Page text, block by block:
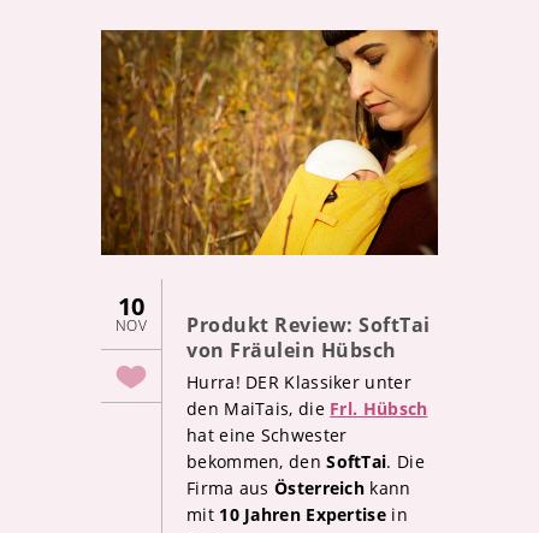
10
NOV
Produkt Review: SoftTai
von Fräulein Hübsch
Hurra! DER Klassiker unter
den MaiTais, die Frl. Hübsch
hat eine Schwester
bekommen, denSoftTai. Die
Firma aus Österreich kann
mit 10 Jahren Expertisein